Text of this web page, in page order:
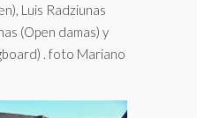
Luis Radziunas
(Open damas) y
. foto Mariano